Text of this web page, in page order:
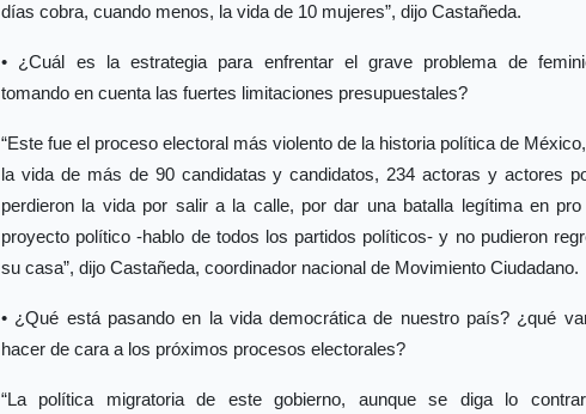
días cobra, cuando menos, la vida de 10 mujeres”, dijo Castañeda.
• ¿Cuál es la estrategia para enfrentar el grave problema de
tomando en cuenta las fuertes limitaciones presupuestales?
“Este fue el proceso electoral más violento de la historia política de
la vida de más de 90 candidatas y candidatos, 234 actoras y actores
perdieron la vida por salir a la calle, por dar una batalla legítima en
proyecto político -hablo de todos los partidos políticos- y no pudieron
su casa”, dijo Castañeda, coordinador nacional de Movimiento Ciudadano.
• ¿Qué está pasando en la vida democrática de nuestro país? ¿qué
hacer de cara a los próximos procesos electorales?
“La política migratoria de este gobierno, aunque se diga lo